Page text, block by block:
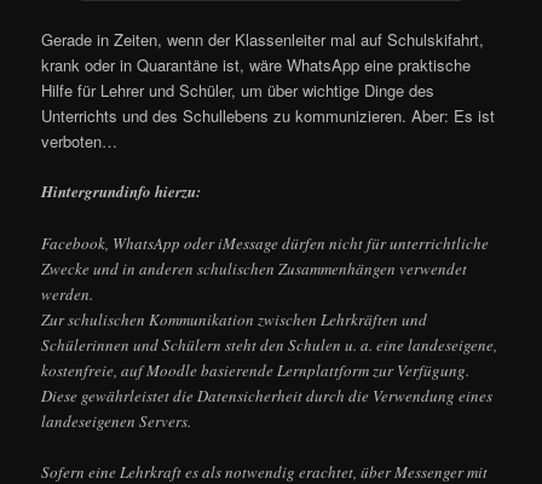
Gerade in Zeiten, wenn der Klassenleiter mal auf Schulskifahrt,
krank oder in Quarantäne ist, wäre WhatsApp eine praktische
Hilfe für Lehrer und Schüler, um über wichtige Dinge des
Unterrichts und des Schullebens zu kommunizieren. Aber: Es ist
verboten…
Hintergrundinfo hierzu:
Facebook, WhatsApp oder iMessage dürfen nicht für unterrichtliche
Zwecke und in anderen schulischen Zusammenhängen verwendet
werden.
Zur schulischen Kommunikation zwischen Lehrkräften und
Schülerinnen und Schülern steht den Schulen u. a. eine landeseigene,
kostenfreie, auf Moodle basierende Lernplattform zur Verfügung.
Diese gewährleistet die Datensicherheit durch die Verwendung eines
landeseigenen Servers.
Sofern eine Lehrkraft es als notwendig erachtet, über Messenger mit